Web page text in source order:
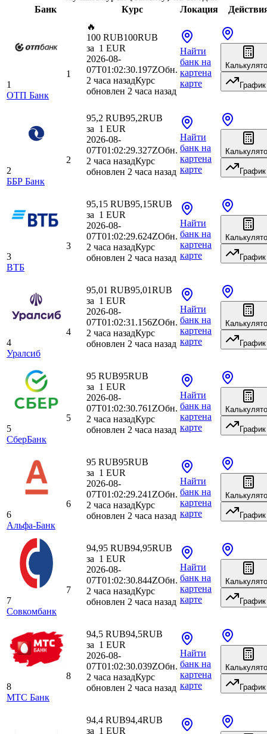
Банк
Курс Локация
1
1
ОТП Банк
🔥
100 RUB100RUB
за 1 EUR
2026-08-
07T01:02:30.197ZОбн.
2 часа назадКурс
обновлен 2 часа назад
Найти
банк на
картена
карте
График
2
2
ББР Банк
95,2 RUB95,2RUB
за 1 EUR
2026-08-
07T01:02:29.327ZОбн.
2 часа назадКурс
обновлен 2 часа назад
Найти
банк на
картена
карте
График
3
3
ВТБ
95,15 RUB95,15RUB
за 1 EUR
2026-08-
07T01:02:29.624ZОбн.
2 часа назадКурс
обновлен 2 часа назад
Найти
банк на
картена
карте
График
4
4
Уралсиб
95,01 RUB95,01RUB
за 1 EUR
2026-08-
07T01:02:31.156ZОбн.
2 часа назадКурс
обновлен 2 часа назад
Найти
банк на
картена
карте
График
5
5
СберБанк
95 RUB95RUB
за 1 EUR
2026-08-
07T01:02:30.761ZОбн.
2 часа назадКурс
обновлен 2 часа назад
Найти
банк на
картена
карте
График
6
6
Альфа-Банк
95 RUB95RUB
за 1 EUR
2026-08-
07T01:02:29.241ZОбн.
2 часа назадКурс
обновлен 2 часа назад
Найти
банк на
картена
карте
График
7
7
Совкомбанк
94,95 RUB94,95RUB
за 1 EUR
2026-08-
07T01:02:30.844ZОбн.
2 часа назадКурс
обновлен 2 часа назад
Найти
банк на
картена
карте
График
8
8
МТС Банк
94,5 RUB94,5RUB
за 1 EUR
2026-08-
07T01:02:30.039ZОбн.
2 часа назадКурс
обновлен 2 часа назад
Найти
банк на
картена
карте
График
94,4 RUB94,4RUB
за 1 EUR